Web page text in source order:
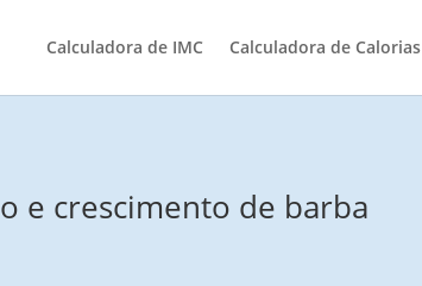
Calculadora de IMC Calculadora de Calorias
e crescimento de barba